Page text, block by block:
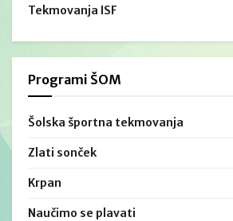
Tekmovanja ISF
Programi ŠOM
Šolska športna tekmovanja
Zlati sonček
Krpan
Naučimo se plavati